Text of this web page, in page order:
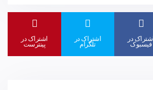
اشتراک در
فیسبوک
اشتراک در
تلگرام
اشتراک در
پینترست